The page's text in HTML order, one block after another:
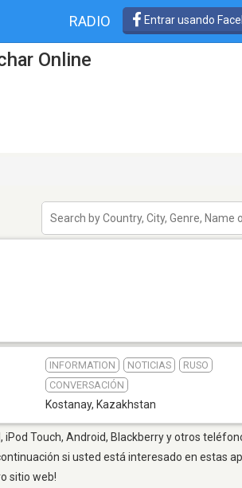
RADIO Entrar usando
Online
INFORMATION NOTICIAS
RUSO
CONVERSACIÓN
Kostanay, Kazakhstan
Touch, Android, Blackberry y otros
si usted está interesado en estas
sitio web!